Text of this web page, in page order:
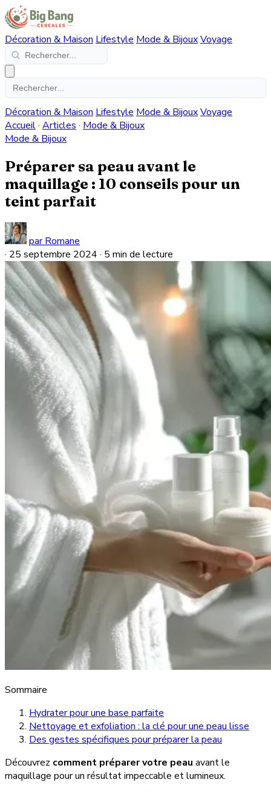
Décoration & Maison Lifestyle Mode & BijouxVoyage
Décoration & Maison Lifestyle Mode & BijouxVoyage
Accueil· Articles · Mode & Bijoux
Mode & Bijoux
Préparer sa peau avant le
maquillage : 10 conseils pour un
teint parfait
par Romane
· 25 septembre 2024 · 5 min de lecture
Sommaire
Hydrater pour une base parfaite
Nettoyage et exfoliation : la clé pour une peau lisse
Des gestes spécifiques pour préparer la peau
Découvrez comment préparer votre peau avant le
maquillage pour un résultat impeccable et lumineux.